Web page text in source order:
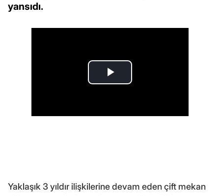
yansıdı.
Yaklaşık 3 yıldır ilişkilerine devam eden çift mekan